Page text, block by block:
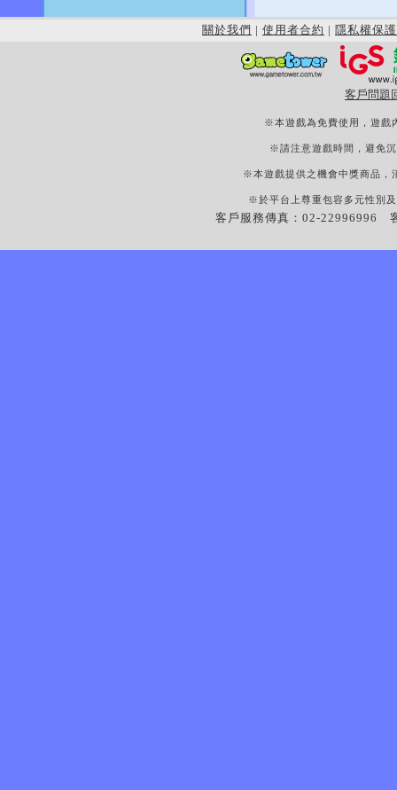
關於我們 | 使用者合約 | 隱私權保護
客戶問題
※本遊戲為免費使用，遊戲
※請注意遊戲時間，避免
※本遊戲提供之機會中獎商品，
※於平台上尊重包容多元性別
客戶服務傳真：02-22996996